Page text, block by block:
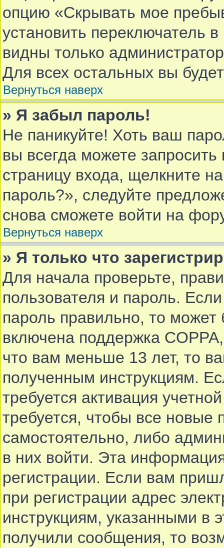
опцию «Скрывать мое
установить переключатель
видны только
Для всех остальных вы
Вернуться наверх
» Я забыл пароль!
Не паникуйте! Хоть ваш
вы всегда можете
страницу входа, щелкните
пароль?», следуйте
снова сможете войти на
Вернуться наверх
» Я только что
Для начала проверьте,
пользователя и пароль.
пароль правильно, то
включена поддержка
что вам меньше 13 лет, то
полученным инструкциям.
требуется активация
требуется, чтобы все новые
самостоятельно, либо
в них войти. Эта
регистрации. Если вам
при регистрации адрес
инструкциям, указанными в
получили сообщения, то